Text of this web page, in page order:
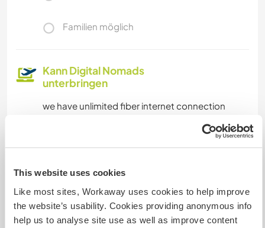
This website uses cookies
Like most sites, Workaway uses cookies to help improve
the website’s usability. Cookies providing anonymous info
help us to analyse site use as well as improve content
Familien möglich
Kann Digital Nomads
unterbringen
we have unlimited fiber internet connection
Platz zum Abstellen von
but not for a campervan because we share the
outside space with some neighbors.